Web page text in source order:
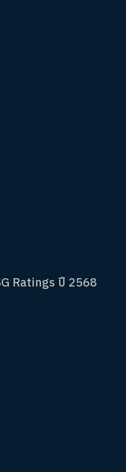
Ratings ปี 2568